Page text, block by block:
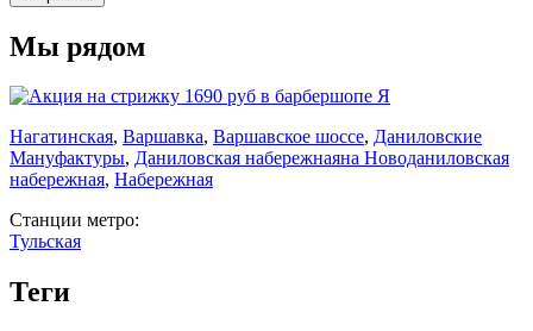
Мы рядом
Нагатинская, Варшавка, Варшавское шоссе, Даниловские
Мануфактуры, Даниловская набережнаяна Новоданиловская
набережная, Набережная
Станции метро:
Тульская
Теги